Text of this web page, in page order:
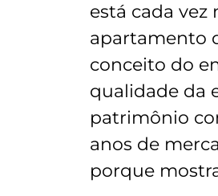
está cada vez
apartamento
conceito do
qualidade da
patrimônio
anos de
porque